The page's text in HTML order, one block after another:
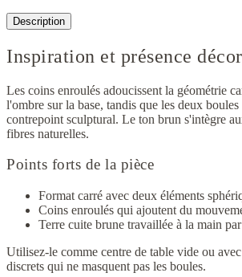
Description
Inspiration et présence
Les coins enroulés adoucissent la géométrie
l'ombre sur la base, tandis que les deux
contrepoint sculptural. Le ton brun s'intègre
fibres naturelles.
Points forts de la pièce
Format carré avec deux éléments
Coins enroulés qui ajoutent du
Terre cuite brune travaillée à la main
Utilisez-le comme centre de table vide ou avec
discrets qui ne masquent pas les boules.